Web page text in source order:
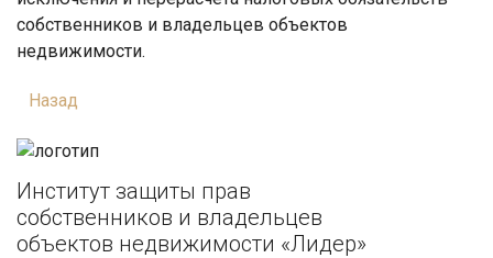
собственников и владельцев объектов
недвижимости.
Назад
Институт защиты прав
собственников и владельцев
объектов недвижимости «Лидер»